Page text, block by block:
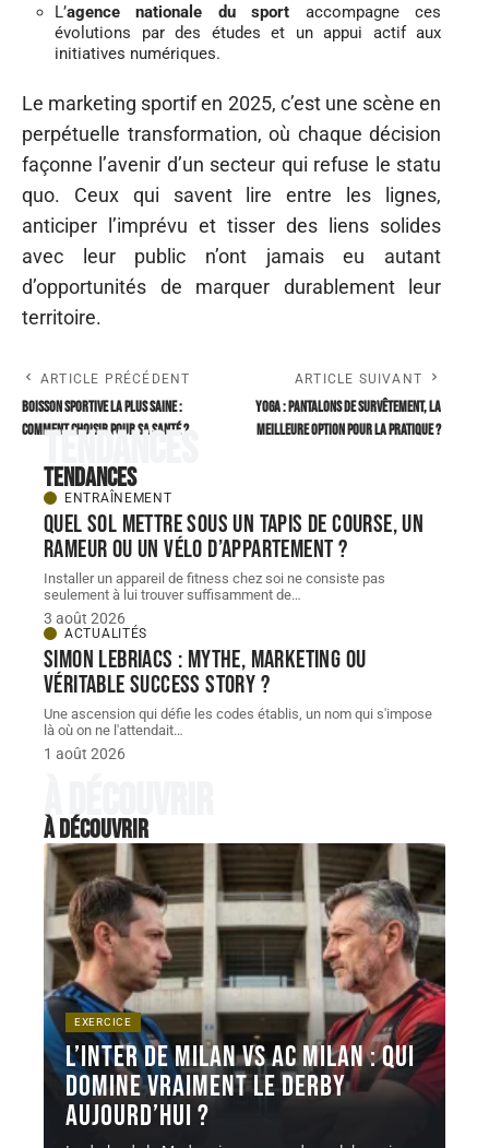
L’agence nationale du sport accompagne ces
évolutions par des études et un appui actif aux
initiatives numériques.
Le marketing sportif en 2025, c’est une scène en
perpétuelle transformation, où chaque décision
façonne l’avenir d’un secteur qui refuse le statu
quo. Ceux qui savent lire entre les lignes,
anticiper l’imprévu et tisser des liens solides
avec leur public n’ont jamais eu autant
d’opportunités de marquer durablement leur
territoire.
ARTICLE PRÉCÉDENT
Boisson sportive la plus saine :
comment choisir pour sa santé ?
ARTICLE SUIVANT
Yoga : pantalons de survêtement, la
meilleure option pour la pratique ?
Tendances
Tendances
ENTRAÎNEMENT
Quel sol mettre sous un tapis de course, un
rameur ou un vélo d’appartement ?
Installer un appareil de fitness chez soi ne consiste pas
seulement à lui trouver suffisamment de…
3 août 2026
ACTUALITÉS
Simon Lebriacs : mythe, marketing ou
véritable success story ?
Une ascension qui défie les codes établis, un nom qui s'impose
là où on ne l'attendait…
1 août 2026
À découvrir
À découvrir
EXERCICE
L’inter de milan vs ac milan : qui
domine vraiment le derby
aujourd’hui ?